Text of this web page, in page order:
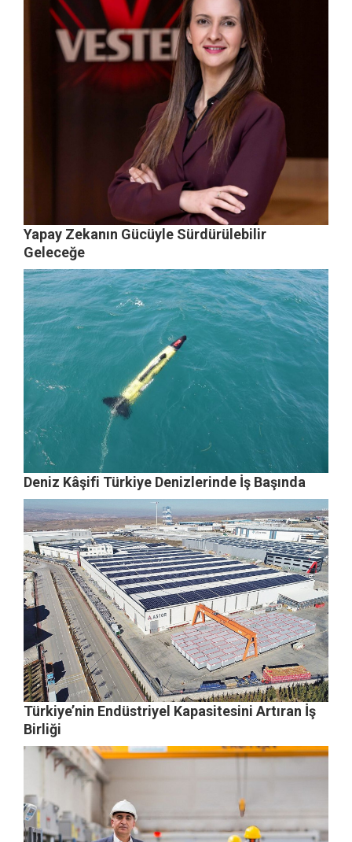
Yapay Zekanın Gücüyle Sürdürülebilir
Geleceğe
Deniz Kâşifi Türkiye Denizlerinde İş Başında
Türkiye’nin Endüstriyel Kapasitesini Artıran İş
Birliği